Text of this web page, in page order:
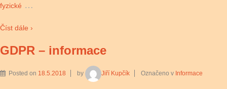
fyzické …
Číst dále ›
GDPR – informace
Posted on 18.5.2018 by Jiří Kupčík Označeno v Informace